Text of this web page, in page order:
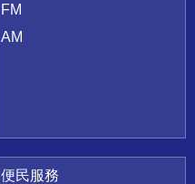
FM
AM
便民服務